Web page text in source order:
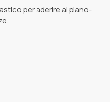
per aderire al piano-